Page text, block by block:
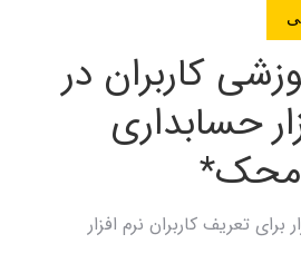
کاربران در
حسابداری
محک*
تعریف کاربران نرم افزار